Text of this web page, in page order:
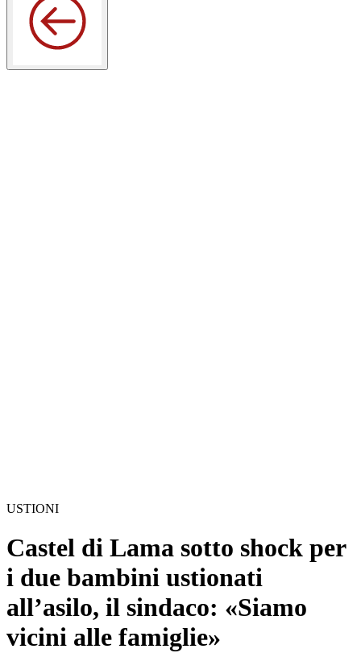
USTIONI
Castel di Lama sotto shock per
i due bambini ustionati
all’asilo, il sindaco: «Siamo
vicini alle famiglie»